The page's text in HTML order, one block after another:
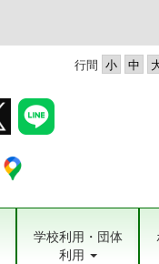
行間
学校利用・団体
利用